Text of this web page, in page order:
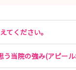
てください。
う当院の強み(アピー